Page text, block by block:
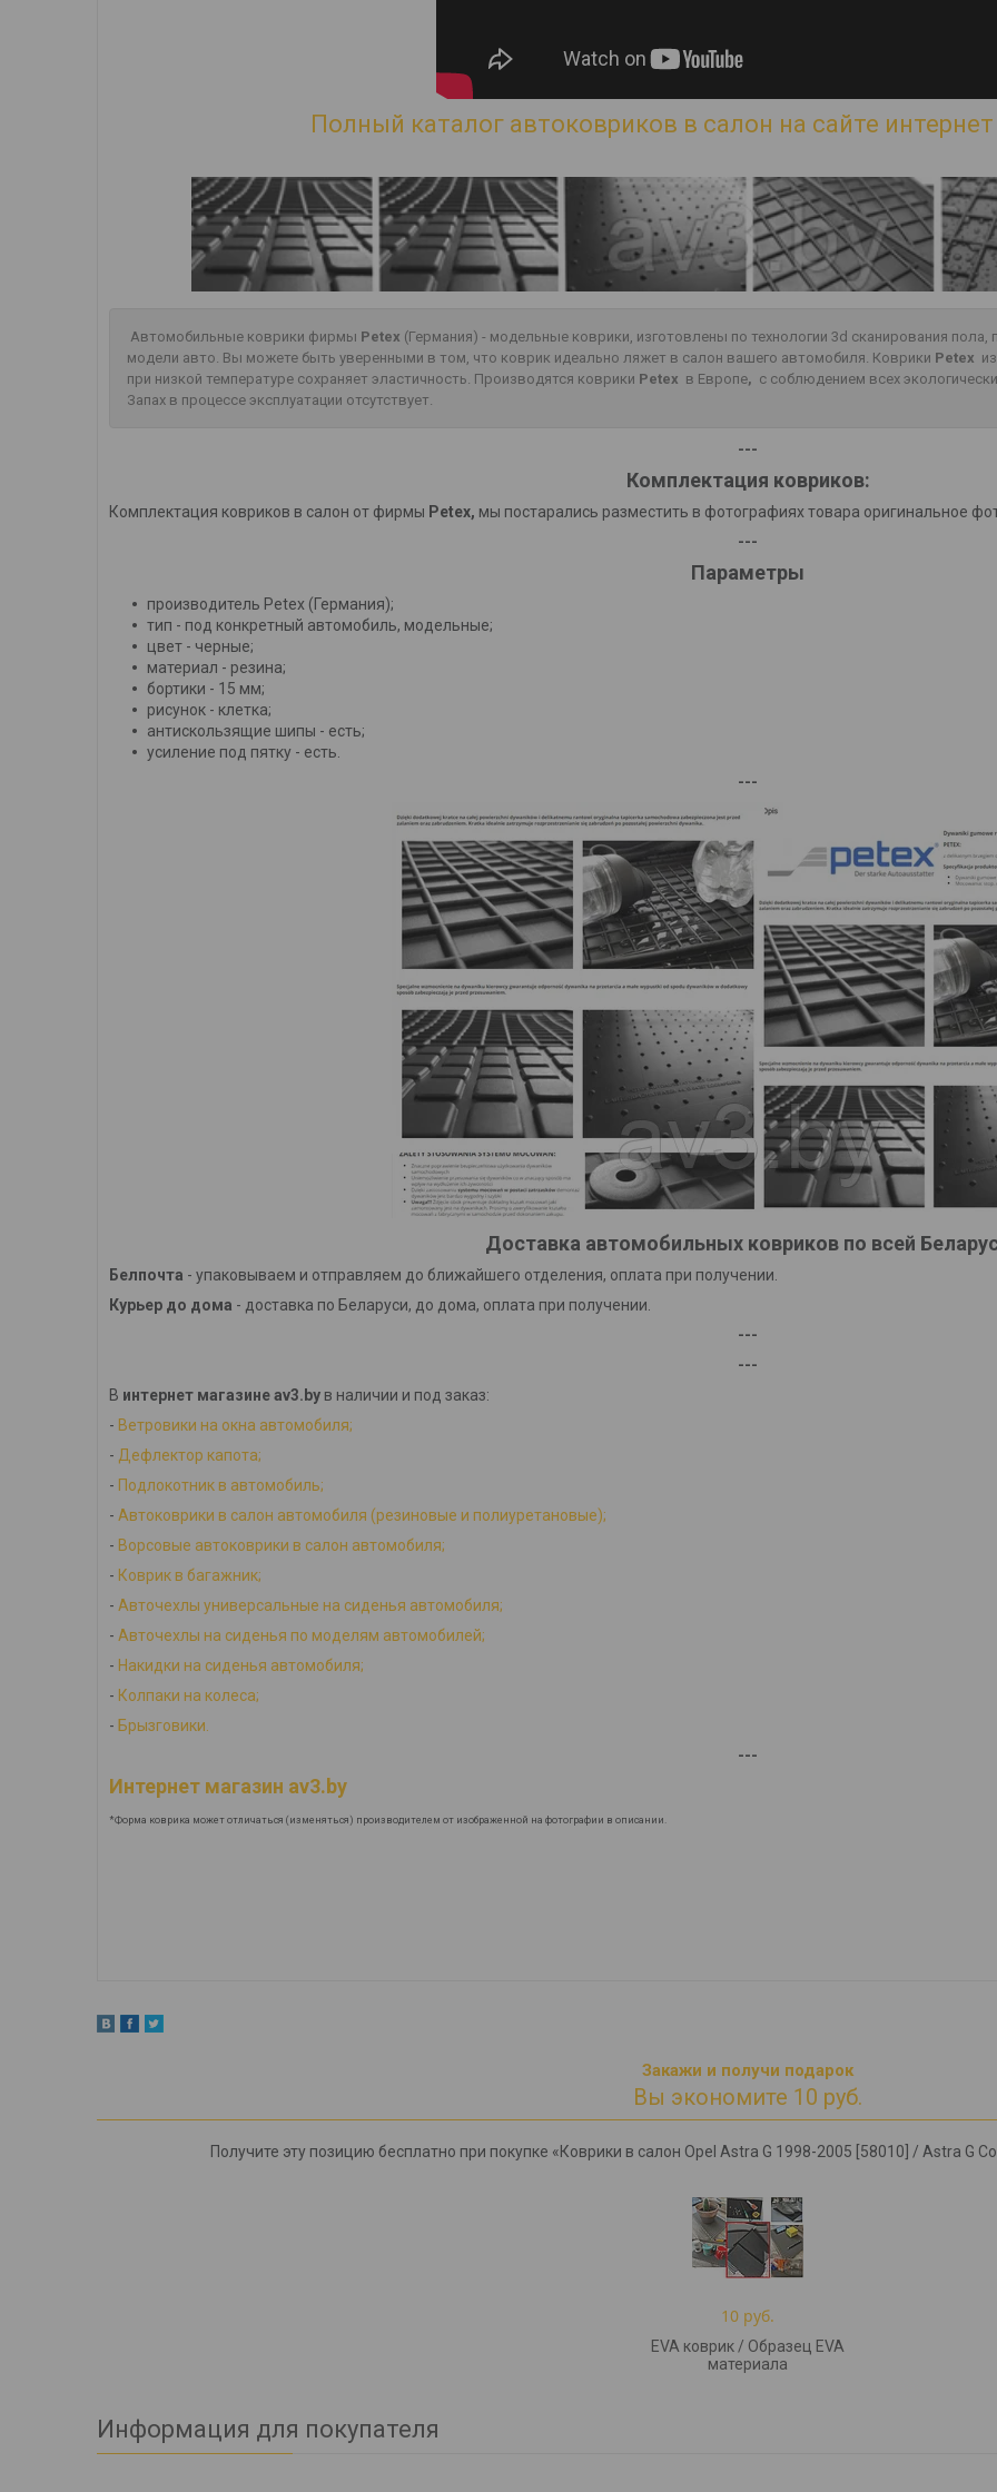
Полный каталог автоковриков в салон на сайте
Автомобильные коврики фирмы Petex (Германия) - модельные коврики, изготовлены по технологии 3d сканирования
модели авто. Вы можете быть уверенными в том, что коврик идеально ляжет в салон вашего автомобиля. Коврики Petex
при низкой температуре сохраняет эластичность. Производятся коврики Petex в Европе, с соблюдением всех
Запах в процессе эксплуатации отсутствует.
---
Комплектация ковриков:
Комплектация ковриков в салон от фирмы Petex, мы постарались разместить в фотографиях товара оригинальное
---
Параметры
производитель Petex (Германия);
тип - под конкретный автомобиль, модельные;
цвет - черные;
материал - резина;
бортики - 15 мм;
рисунок - клетка;
антискользящие шипы - есть;
усиление под пятку - есть.
---
Доставка автомобильных ковриков по всей
Белпочта - упаковываем и отправляем до ближайшего отделения, оплата при получении.
Курьер до дома - доставка по Беларуси, до дома, оплата при получении.
---
---
В интернет магазине av3.by в наличии и под заказ:
- Ветровики на окна автомобиля;
- Дефлектор капота;
- Подлокотник в автомобиль;
- Автоковрики в салон автомобиля (резиновые и полиуретановые);
- Ворсовые автоковрики в салон автомобиля;
- Коврик в багажник;
- Авточехлы универсальные на сиденья автомобиля;
- Авточехлы на сиденья по моделям автомобилей;
- Накидки на сиденья автомобиля;
- Колпаки на колеса;
- Брызговики.
---
Интернет магазин av3.by
*Форма коврика может отличаться (изменяться) производителем от изображенной на фотографии в описании.
Закажи и получи подарок
Вы экономите 10 руб.
Получите эту позицию бесплатно при покупке «Коврики в салон Opel Astra G 1998-2005 [58010] / Astra G
10 руб.
EVA коврик / Образец EVA
материала
Информация для покупателя